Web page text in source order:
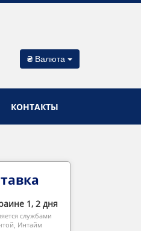
₴ Валюта
КОНТАКТЫ
1, 2 дня
службами
Интайм